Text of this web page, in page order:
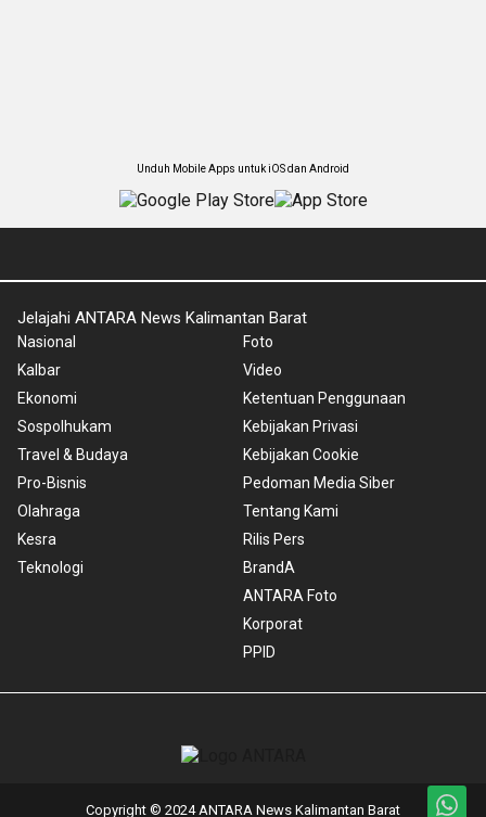
Unduh Mobile Apps untuk iOS dan Android
Jelajahi ANTARA News Kalimantan Barat
Nasional
Kalbar
Ekonomi
Sospolhukam
Travel & Budaya
Pro-Bisnis
Olahraga
Kesra
Teknologi
Foto
Video
Ketentuan Penggunaan
Kebijakan Privasi
Kebijakan Cookie
Pedoman Media Siber
Tentang Kami
Rilis Pers
BrandA
ANTARA Foto
Korporat
PPID
Copyright © 2024 ANTARA News Kalimantan Barat